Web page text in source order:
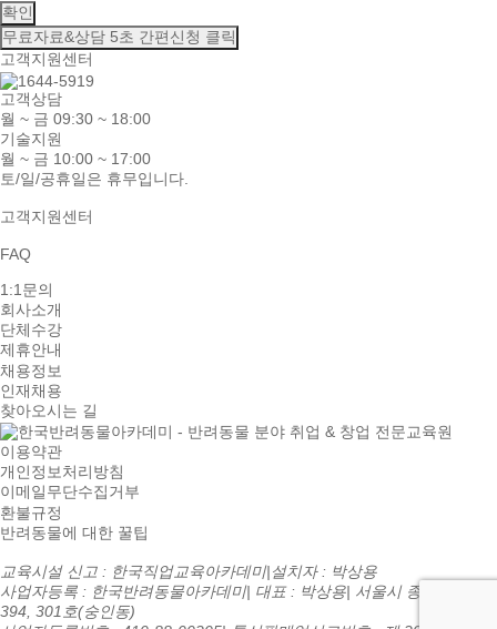
확인
무료자료&상담 5초 간편신청 클릭
고객지원센터
고객상담
월 ~ 금 09:30 ~ 18:00
기술지원
월 ~ 금 10:00 ~ 17:00
토/일/공휴일은 휴무입니다.
고객지원센터
FAQ
1:1문의
회사소개
단체수강
제휴안내
채용정보
인재채용
찾아오시는 길
이용약관
개인정보처리방침
이메일무단수집거부
환불규정
반려동물에 대한 꿀팁
교육시설 신고 : 한국직업교육아카데미|설치자 : 박상용
사업자등록 : 한국반려동물아카데미| 대표 : 박상용| 서울시 종로구 종로
394, 301호(숭인동)